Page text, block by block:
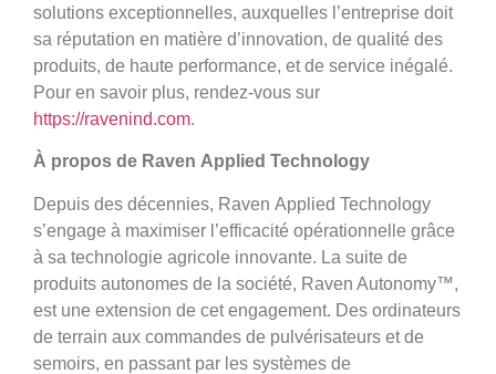
solutions exceptionnelles, auxquelles l’entreprise doit
sa réputation en matière d’innovation, de qualité des
produits, de haute performance, et de service inégalé.
Pour en savoir plus, rendez-vous sur
https://ravenind.com.
À propos de Raven Applied Technology
Depuis des décennies, Raven Applied Technology
s’engage à maximiser l’efficacité opérationnelle grâce
à sa technologie agricole innovante. La suite de
produits autonomes de la société, Raven Autonomy™,
est une extension de cet engagement. Des ordinateurs
de terrain aux commandes de pulvérisateurs et de
semoirs, en passant par les systèmes de